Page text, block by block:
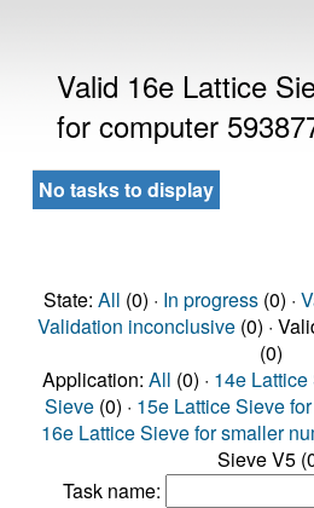
Valid 16e Lattice
for computer
No tasks to display
State: All (0) · In progress(0) ·
Validation inconclusive(0) ·
(0)
Application: All (0) · 14e
Sieve (0) · 15e Lattice Sieve
16e Lattice Sieve for smaller
Sieve V5
Task name: